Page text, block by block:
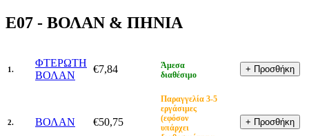
E07 - ΒΟΛΑΝ & ΠΗΝΙΑ
1.
ΦΤΕΡΩΤΗ
ΒΟΛΑΝ
€7,84
Άμεσα
διαθέσιμο
2. ΒΟΛΑΝ €50,75
Παραγγελία 3-5
εργάσιμες
(εφόσον
υπάρχει